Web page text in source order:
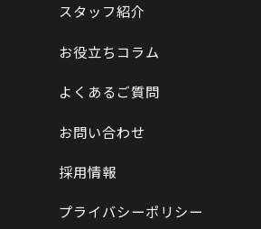
グ
ン
スタッフ紹介
お役立ちコラム
よくあるご質問
お問い合わせ
採用情報
プライバシーポリシー